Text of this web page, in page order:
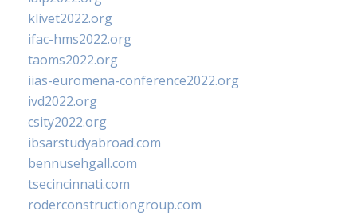
klivet2022.org
ifac-hms2022.org
taoms2022.org
iias-euromena-conference2022.org
ivd2022.org
csity2022.org
ibsarstudyabroad.com
bennusehgall.com
tsecincinnati.com
roderconstructiongroup.com